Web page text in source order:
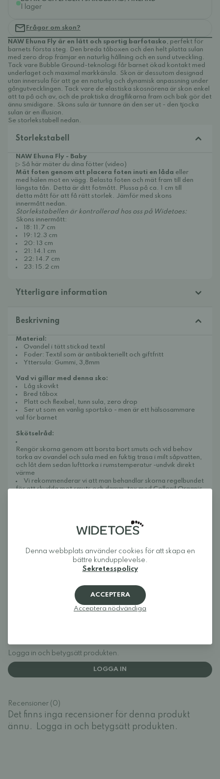
I lager
Frågor om skon?
NAW Ehuna Fly är en lätt och sportig barfotasko, perfekt för
barnets första steg. Den breda tåboxen och den helt platta sulan
med zero drop främjar en naturlig hållning och en sund utveckling.
Tack vare Bubble Ground-teknologi får barnet ökad kontakt med
underlaget och maximal markkänsla. Skon är dessutom designad
utan innersula för att ge en naturlig och dynamisk anpassning under
gångutvecklingen. Tack vare de elastiska skosnörena är skon enkel
att ta på och av, och de praktiska dragflikarna fram och bak gör det
ännu smidigare. Skons sula är tunnare än den ser ut - den tjocka
sulan är en illusion.
Se storlekstabell nedan.
Storlekstabell
NAW Ehuna Fly - Baby
▷ Så här mäter du dina fötter (video)
Mät foten genom att placera foten inuti en låda eller
med hälen mot en vägg. Belasta foten och mät fram till den
längsta tån. Detta är ditt fotmått. Plussa på ca. 1 cm till
detta mått för att få rätt storlek. Jämför med skons
innermått nedan.
Storlekstabellen är kontrollerad hos oss på Widetoes:
Skons innermått:
18: 11.7 cm
19: 12.3 cm
20: 13 cm
21: 14.1 cm
22: 14.7 cm
23: 15.2 cm
Ytterligare information
Beskrivning
Material:
Ovandel i tätt stickad textil
Foder: Textil som är antibakteriellt och giftfritt
Yttersula: Gummi, 3,8mm
Vad vi gillar med denna sko:
Låg skovikt
Bred tåbox
Platt och flexibel, tunn sula, zero drop
Ser ut som en vanlig sportsko - men är ett hälsosammare
val för barnet
Skötselråd:
Rengör skorna genom att borsta bort smuts och vid behov
torka av ovandel och sula med en fuktig trasa i milt såpvatten,
och låt dem sedan lufttorka i rumstemperatur -undvik direkt
värme
Vi rekommenderar vi att man behandlar skorna regelbundet
för att skydda mot smuts och damm, tex medCollonil Organic
Widetoes hjälper dig att hitta skor som är både bekväma och
snygga. Vi specialiserar oss på breda skor, fotformade skor,
barfotaskor och minimalistiska skor för hela familjen. Vårt mål
ställe och göra det enkelt att hitta modeller som ger tårna den
plats de behöver och låter foten röra sig naturligt.
Logga in och betygsätt produkten.
LOGGA IN
Recensioner (0)
Det finns inga recensioner för denna produkt
ännu.
Logga in och betygsätt produkten.
Denna webbplats använder cookies för att skapa en
bättre kundupplevelse.
Sekretesspolicy
ACCEPTERA
Acceptera nödvändiga